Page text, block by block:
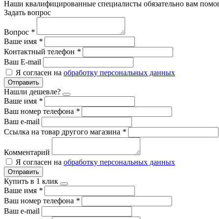
Наши квалифицированные специалисты обязательно вам
Задать вопрос
Вопрос *
Ваше имя *
Контактный телефон *
Ваш E-mail
Я согласен на обработку персональных данных
Отправить
Нашли дешевле?
Ваше имя *
Ваш номер телефона *
Ваш e-mail
Ссылка на товар другого магазина *
Комментарий
Я согласен на обработку персональных данных
Отправить
Купить в 1 клик
Ваше имя *
Ваш номер телефона *
Ваш e-mail